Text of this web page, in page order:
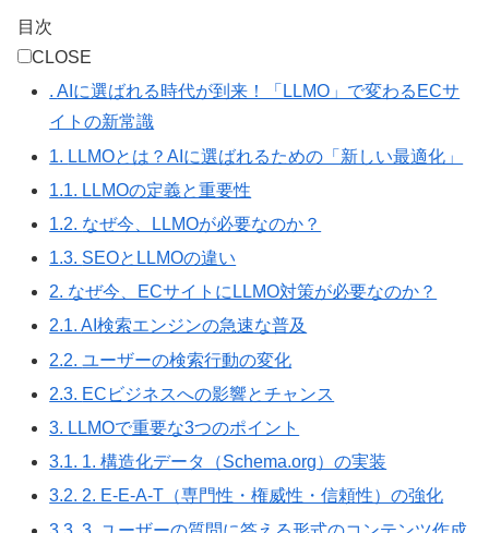
目次
CLOSE
.AIに選ばれる時代が到来！「LLMO」で変わるECサ
イトの新常識
1. LLMOとは？AIに選ばれるための「新しい最適化」
1.1. LLMOの定義と重要性
1.2. なぜ今、LLMOが必要なのか？
1.3. SEOとLLMOの違い
2. なぜ今、ECサイトにLLMO対策が必要なのか？
2.1.AI検索エンジンの急速な普及
2.2.ユーザーの検索行動の変化
2.3. ECビジネスへの影響とチャンス
3. LLMOで重要な3つのポイント
3.1. 1. 構造化データ（Schema.org）の実装
3.2. 2. E-E-A-T（専門性・権威性・信頼性）の強化